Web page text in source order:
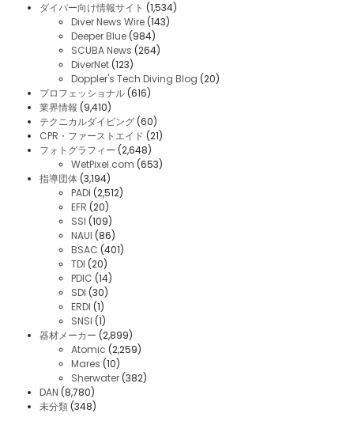
ダイバー向け情報サイト (1,534)
Diver News Wire (143)
Deeper Blue (984)
SCUBA News (264)
DiverNet (123)
Doppler's Tech Diving Blog (20)
プロフェッショナル (616)
業界情報 (9,410)
テクニカルダイビング (60)
CPR・ファーストエイド (21)
フォトグラフィー (2,648)
WetPixel.com (653)
指導団体 (3,194)
PADI (2,512)
EFR (20)
SSI (109)
NAUI (86)
BSAC (401)
TDI (20)
PDIC (14)
SDI (30)
ERDI (1)
SNSI (1)
器材メーカー (2,899)
Atomic (2,259)
Mares (10)
Sherwater (382)
DAN (8,780)
未分類 (348)